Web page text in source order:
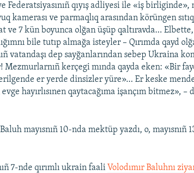
Federatsiyasınıñ qıyış adliyesi ile «iş birliginde»,
kamerası ve parmaqlıq arasından körüngen
ve 7 kün boyunca olğan üşüp qaltıravda… Elbette,
bile tutıp almağa isteyler – Qırımda qayd
vatandaşı dep sayğanlarından sebep Ukraina
kerçegi mında qayda eken: «Bir
er yerde dinsizler yüre»… Er keske
hayırlısınen qaytacağıma işançım bitmez», –
mayısnıñ 10-nda mektüp yazdı, o, mayısnıñ
7-nde qırımlı ukrain faali Volodımır Baluhnı